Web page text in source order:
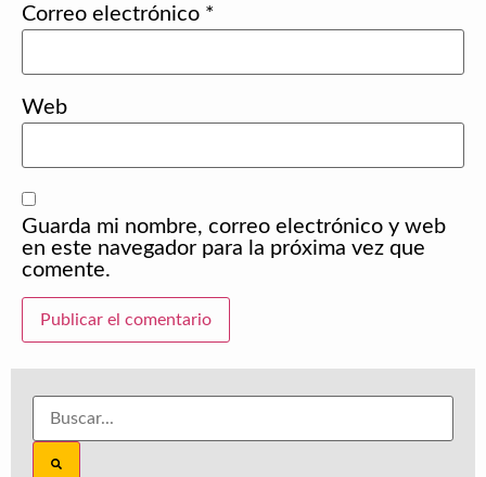
Correo electrónico *
Web
Guarda mi nombre, correo electrónico y web
en este navegador para la próxima vez que
comente.